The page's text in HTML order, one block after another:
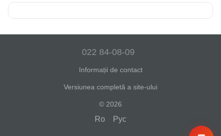
022 84-08-09
Informații de contact
Versiunea completă a site-ului
© 2026
Ro Рус